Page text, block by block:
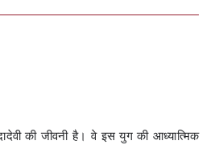
की जीवनी है। वे इस युग की आध्यात्मिक